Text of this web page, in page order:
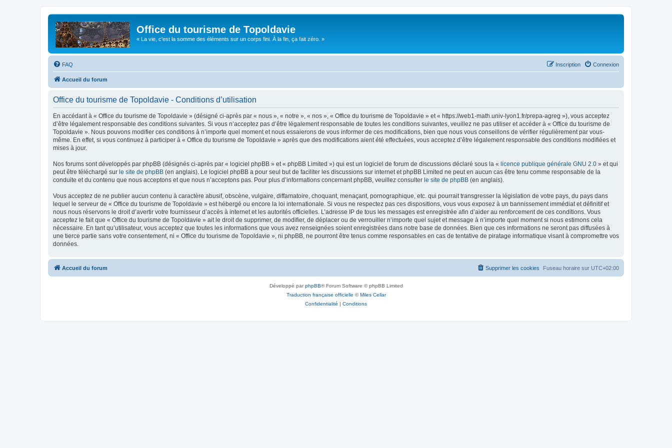
Office du tourisme de Topoldavie
« La vie, c'est la somme des éléments sur un corps fini. À la fin, ça fait zéro. »
FAQ Connexion
Inscription
Accueil du forum
Office du tourisme de Topoldavie - Conditions d’utilisation
En accédant à « Office du tourisme de Topoldavie » (désigné ci-après par « nous », « notre », « nos », « Office du tourisme de Topoldavie » et « https://web1-math.univ-lyon1.fr/prepa-agreg »), vous acceptez
d’être légalement responsable des conditions suivantes. Si vous n’acceptez pas d’être légalement responsable de toutes les conditions suivantes, veuillez ne pas utiliser et accéder à « Office du tourisme de
Topoldavie ». Nous pouvons modifier ces conditions à n’importe quel moment et nous essaierons de vous informer de ces modifications, bien que nous vous conseillons de vérifier régulièrement par vous-
même. En effet, si vous continuez à participer à « Office du tourisme de Topoldavie » après que des modifications aient été effectuées, vous acceptez d’être légalement responsable des conditions modifiées et
mises à jour.
Nos forums sont développés par phpBB (désignés ci-après par « logiciel phpBB » et « phpBB Limited ») qui est un logiciel de forum de discussions déclaré sous la « licence publique générale GNU 2.0 » et qui
peut être téléchargé sur le site de phpBB (en anglais). Le logiciel phpBB a pour seul but de faciliter les discussions sur internet et phpBB Limited ne peut en aucun cas être tenu comme responsable de la
conduite et du contenu que nous acceptons et que nous n’acceptons pas. Pour plus d’informations concernant phpBB, veuillez consulter le site de phpBB (en anglais).
Vous acceptez de ne publier aucun contenu à caractère abusif, obscène, vulgaire, diffamatoire, choquant, menaçant, pornographique, etc. qui pourrait transgresser la législation de votre pays, du pays dans
lequel le serveur de « Office du tourisme de Topoldavie » est hébergé ou encore la loi internationale. Si vous ne respectez pas ces dispositions, vous vous exposez à un bannissement immédiat et définitif et
nous nous réservons le droit d’avertir votre fournisseur d’accès à internet et les autorités officielles. L’adresse IP de tous les messages est enregistrée afin d’aider au renforcement de ces conditions. Vous
acceptez le fait que « Office du tourisme de Topoldavie » ait le droit de supprimer, de modifier, de déplacer ou de verrouiller n’importe quel sujet et message à n’importe quel moment si nous estimons cela
nécessaire. En tant qu’utilisateur, vous acceptez que toutes les informations que vous avez renseignées soient enregistrées dans notre base de données. Bien que ces informations ne seront pas diffusées à
une tierce partie sans votre consentement, ni « Office du tourisme de Topoldavie », ni phpBB, ne pourront être tenus comme responsables en cas de tentative de piratage informatique visant à compromettre vos
données.
Accueil du forum Fuseau horaire sur UTC+02:00
Supprimer les cookies
Développé parphpBB® Forum Software © phpBB Limited
Traduction française officielle ©Miles Cellar
Confidentialité | Conditions